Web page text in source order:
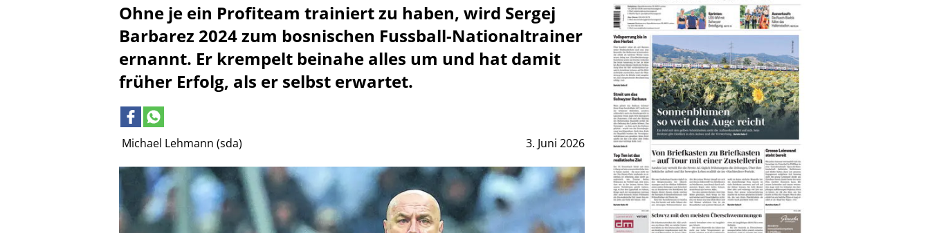
Michael Lehmann (sda) 3. Juni 2026
Ohne je ein Profiteam trainiert zu haben, wird Sergej
Barbarez 2024 zum bosnischen Fussball-Nationaltrainer
ernannt. Er krempelt beinahe alles um und hat damit
früher Erfolg, als er selbst erwartet.